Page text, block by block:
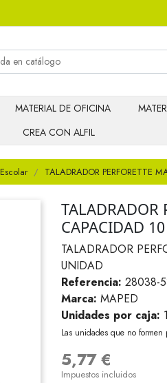
MATERIAL DE OFICINA
CREA CON ALFIL
Escolar TALADRADOR PERFORETTE
TALADRADOR
CAPACIDAD
TALADRADOR
UNIDAD
Referencia: 28038-
Marca: MAPED
Unidades por caja:
Las unidades que no
5,77 €
Impuestos incluidos